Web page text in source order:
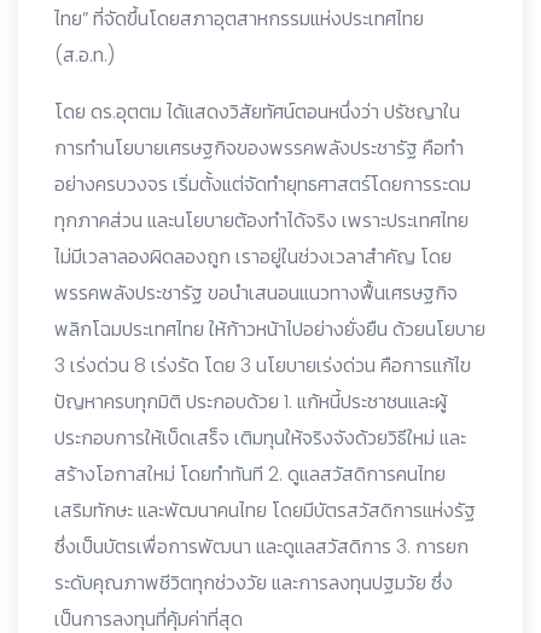
ไทย” ที่จัดขึ้นโดยสภาอุตสาหกรรมแห่งประเทศไทย
(ส.อ.ท.)
โดย ดร.อุตตม ได้แสดงวิสัยทัศน์ตอนหนึ่งว่า ปรัชญาใน
การทำนโยบายเศรษฐกิจของพรรคพลังประชารัฐ คือทำ
อย่างครบวงจร เริ่มตั้งแต่จัดทำยุทธศาสตร์โดยการระดม
ทุกภาคส่วน และนโยบายต้องทำได้จริง เพราะประเทศไทย
ไม่มีเวลาลองผิดลองถูก เราอยู่ในช่วงเวลาสำคัญ โดย
พรรคพลังประชารัฐ ขอนำเสนอนแนวทางฟื้นเศรษฐกิจ
พลิกโฉมประเทศไทย ให้ก้าวหน้าไปอย่างยั่งยืน ด้วยนโยบาย
3 เร่งด่วน 8 เร่งรัด โดย 3 นโยบายเร่งด่วน คือการแก้ไข
ปัญหาครบทุกมิติ ประกอบด้วย 1. แก้หนี้ประชาชนและผู้
ประกอบการให้เบ็ดเสร็จ เติมทุนให้จริงจังด้วยวิธีใหม่ และ
สร้างโอกาสใหม่ โดยทำทันที 2. ดูแลสวัสดิการคนไทย
เสริมทักษะ และพัฒนาคนไทย โดยมีบัตรสวัสดิการแห่งรัฐ
ซึ่งเป็นบัตรเพื่อการพัฒนา และดูแลสวัสดิการ 3. การยก
ระดับคุณภาพชีวิตทุกช่วงวัย และการลงทุนปฐมวัย ซึ่ง
เป็นการลงทุนที่คุ้มค่าที่สุด